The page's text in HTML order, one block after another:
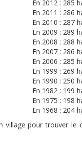
En 2012 : 285
En 2011 : 286
En 2010 : 287
En 2009 : 289
En 2008 : 288
En 2007 : 286
En 2006 : 285
En 1999 : 269
En 1990 : 250
En 1982 : 199
En 1975 : 198
En 1968 : 204
village pour trouver le